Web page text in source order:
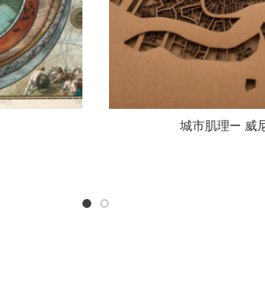
城市肌理— 威